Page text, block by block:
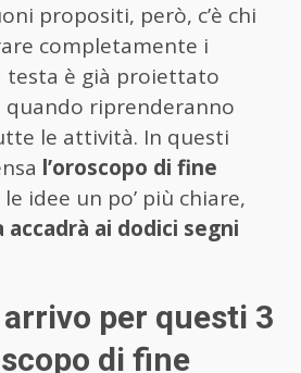
propositi, però, c’è chi
completamente i
testa è già proiettato
quando riprenderanno
le attività. In questi
l’oroscopo di fine
idee un po’ più chiare,
accadrà ai dodici segni
per questi 3
di fine